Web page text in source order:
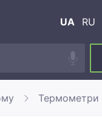
UA RU
Термометри